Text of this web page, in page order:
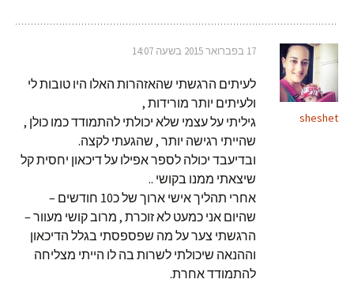
sheshet
17 בפברואר 2015 בשעה 14:07
לעיתים הרגשתי שהאזהרות האלו היו טובות לי
ולעיתים יותר מורידות ,
גיליתי על עצמי שלא יכולתי להתמודד כמו כולן ,
שהייתי רגישה יותר , שהגעתי לקצה.
ובדיעבד יכולה לספר אפילו על דיכאון יחסית קל
שיצאתי ממנו בקושי ..
אחרי תהליך אישי ארוך של כ10 חודשים –
שהיום אני כמעט לא זוכרת , מרוב קושי מעוור –
הרגשתי צער על מה שפספסתי בגלל הדיכאון
וההנאה שיכולתי לשרות בה לו הייתי מצליחה
להתמודד אחרת.